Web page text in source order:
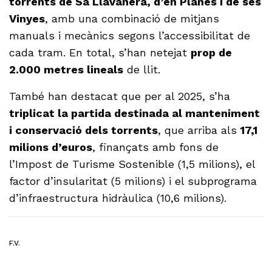
Vinyes, amb una combinació de mitjans
manuals i mecànics segons l’accessibilitat de
cada tram. En total, s’han netejat prop de
2.000 metres lineals de llit.
També han destacat que per al 2025, s’ha
triplicat la partida destinada al manteniment
i conservació dels torrents, que arriba als17,1
milions d’euros, finançats amb fons de
l’Impost de Turisme Sostenible (1,5 milions), el
factor d’insularitat (5 milions) i el subprograma
d’infraestructura hidràulica (10,6 milions).
F.V.